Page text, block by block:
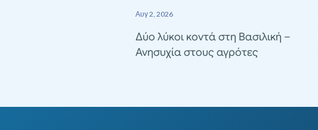
Αυγ 2, 2026
Δύο λύκοι κοντά στη Βασιλική –
Ανησυχία στους αγρότες